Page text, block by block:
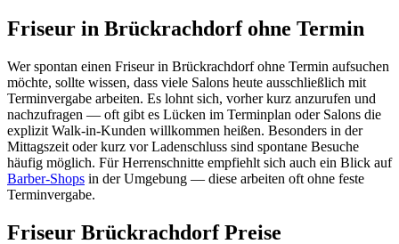
Friseur in Brückrachdorf ohne Termin
Wer spontan einen Friseur in Brückrachdorf ohne Termin aufsuchen
möchte, sollte wissen, dass viele Salons heute ausschließlich mit
Terminvergabe arbeiten. Es lohnt sich, vorher kurz anzurufen und
nachzufragen — oft gibt es Lücken im Terminplan oder Salons die
explizit Walk-in-Kunden willkommen heißen. Besonders in der
Mittagszeit oder kurz vor Ladenschluss sind spontane Besuche
häufig möglich. Für Herrenschnitte empfiehlt sich auch ein Blick auf
Barber-Shops in der Umgebung — diese arbeiten oft ohne feste
Terminvergabe.
Friseur Brückrachdorf Preise